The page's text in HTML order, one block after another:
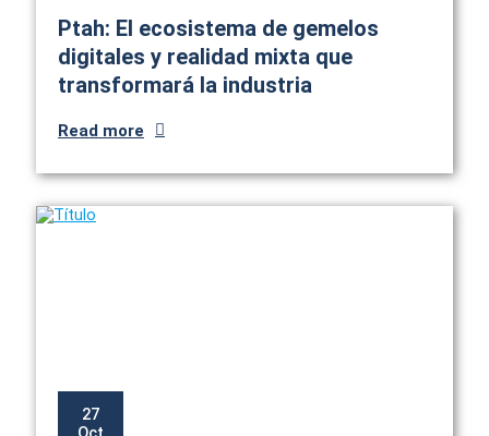
Ptah: El ecosistema de gemelos
digitales y realidad mixta que
transformará la industria
Read more
27